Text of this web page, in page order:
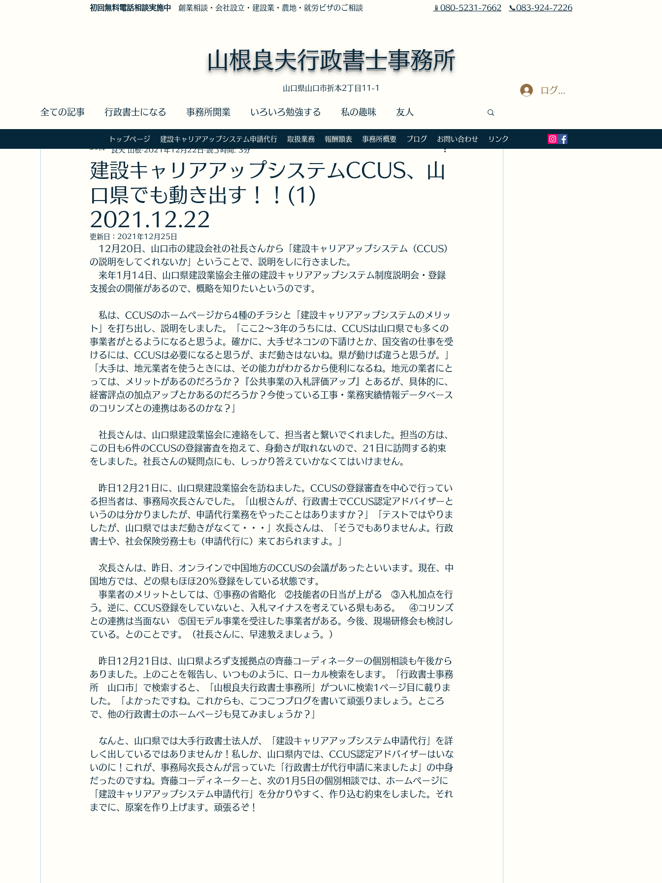
​初回無料電話相談実施中 創業相談・会社設立・建設業・農地・就労ビザのご相談 📱080-5231-7662 📞083-924-7226
山根良夫行政書士事務所
​山口県山口市折本2丁目11-1 ログイン
トップページ 建設キャリアアップシステム申請代行 取扱業務 報酬額表 事務所概要 ブログ お問い合わせ リンク
全ての記事 行政書士になる 事務所開業 いろいろ勉強する 私の趣味 友人
建設キャリアアップシステム認定アドバイザー 政治・社会 私の健康法 著作権相談員
行政書士申請取次事務 ていねいな暮らし 山口エキスパートバンク
ホームページ 税理士の記帳指導
農地法・開発行為・景観条例 事業復活支援金 健康 LINE公式アカウント ウクライナ
山口県オミクロン株支援金 参議院選挙 おかざき彩子さん シルバー人材センター
山口県よろず支援 他士業交流連携
建設キャリアアップシステムCCUS、山
口県でも動き出す！！(1)
2021.12.22
良夫 山根 2021年12月22日 読了時間: 3分
更新日： 2021年12月25日
12月20日、山口市の建設会社の社長さんから「建設キャリアアップシステム（CCUS）
の説明をしてくれないか」ということで、説明をしに行きました。
来年1月14日、山口県建設業協会主催の建設キャリアアップシステム制度説明会・登録
支援会の開催があるので、概略を知りたいというのです。
私は、CCUSのホームページから4種のチラシと「建設キャリアアップシステムのメリッ
ト」を打ち出し、説明をしました。「ここ2～3年のうちには、CCUSは山口県でも多くの
事業者がとるようになると思うよ。確かに、大手ゼネコンの下請けとか、国交省の仕事を受
けるには、CCUSは必要になると思うが、まだ動きはないね。県が動けば違うと思うが。」
「大手は、地元業者を使うときには、その能力がわかるから便利になるね。地元の業者にと
っては、メリットがあるのだろうか？『公共事業の入札評価アップ』とあるが、具体的に、
経審評点の加点アップとかあるのだろうか？今使っている工事・業務実績情報データベース
のコリンズとの連携はあるのかな？」
社長さんは、山口県建設業協会に連絡をして、担当者と繋いでくれました。担当の方は、
この日も6件のCCUSの登録審査を抱えて、身動きが取れないので、21日に訪問する約束
をしました。社長さんの疑問点にも、しっかり答えていかなくてはいけません。
昨日12月21日に、山口県建設業協会を訪ねました。CCUSの登録審査を中心で行ってい
る担当者は、事務局次長さんでした。「山根さんが、行政書士でCCUS認定アドバイザーと
いうのは分かりましたが、申請代行業務をやったことはありますか？」「テストではやりま
したが、山口県ではまだ動きがなくて・・・」次長さんは、「そうでもありませんよ。行政
書士や、社会保険労務士も（申請代行に）来ておられますよ。」
次長さんは、昨日、オンラインで中国地方のCCUSの会議があったといいます。現在、中
国地方では、どの県もほほ20％登録をしている状態です。
事業者のメリットとしては、①事務の省略化　②技能者の日当が上がる　③入札加点を行
う。逆に、CCUS登録をしていないと、入札マイナスを考えている県もある。　④コリンズ
との連携は当面ない　⑤国モデル事業を受注した事業者がある。今後、現場研修会も検討し
ている。とのことです。（社長さんに、早速教えましょう。）
昨日12月21日は、山口県よろず支援拠点の齊藤コーディネーターの個別相談も午後から
ありました。上のことを報告し、いつものように、ローカル検索をします。「行政書士事務
所　山口市」で検索すると、「山根良夫行政書士事務所」がついに検索1ページ目に載りま
した。「よかったですね。これからも、こつこつブログを書いて頑張りましょう。ところ
で、他の行政書士のホームページも見てみましょうか？」
なんと、山口県では大手行政書士法人が、「建設キャリアアップシステム申請代行」を詳
しく出しているではありませんか！私しか、山口県内では、CCUS認定アドバイザーはいな
いのに！これが、事務局次長さんが言っていた「行政書士が代行申請に来ましたよ」の中身
だったのですね。齊藤コーディネーターと、次の1月5日の個別相談では、ホームページに
「建設キャリアアップシステム申請代行」を分かりやすく、作り込む約束をしました。それ
までに、原案を作り上げます。頑張るぞ！